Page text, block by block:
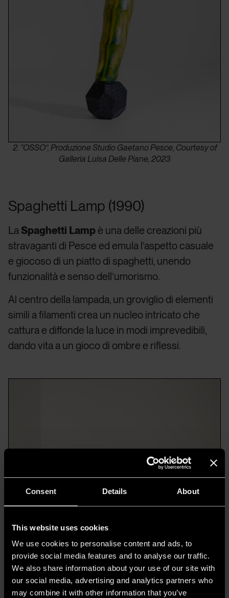
Consent Details About
This website uses cookies
We use cookies to personalise content and ads, to
provide social media features and to analyse our traffic.
We also share information about your use of our site with
our social media, advertising and analytics partners who
may combine it with other information that you’ve
2. “OSSO”, Produzione Studio Gaetano Pesce, Courtesy of
Galleria Luisa Delle Piane, 2023
Spaghetti Lamp (1990)
LaSpaghetti Lamp è una delle creazioni più
stravaganti di Pesce ed emula l’aspetto casuale
e giocoso di un piatto di spaghetti, unendo
funzionalità e senso dell’umorismo.
Al centro della lampada, un groviglio di elementi
simili a filamenti crea un nucleo intricato che
cattura e diffonde la luce in modi imprevedibili,
dando vita a un gioco di ombre e riflessi.